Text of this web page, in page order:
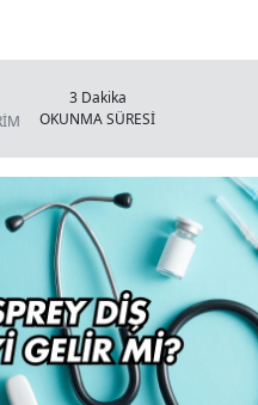
3 Dakika
OKUNMA SÜRESİ